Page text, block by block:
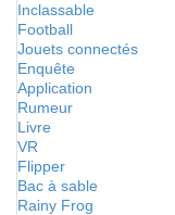
Inclassable
Football
Jouets connectés
Enquête
Application
Rumeur
Livre
VR
Flipper
Bac à sable
Rainy Frog